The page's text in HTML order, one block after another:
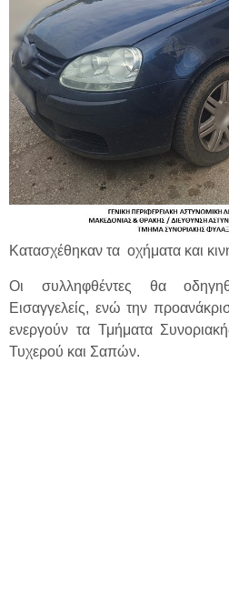
Κατασχέθηκαν τα οχήματα και
Οι συλληφθέντες θα
Εισαγγελείς, ενώ την
ενεργούν τα Τμήματα
Τυχερού και Σαπών.